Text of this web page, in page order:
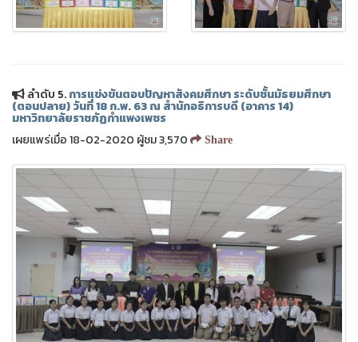
ลำดับ 5.การแข่งขันตอบปัญหาสังคมศึกษา ระดับชั้นมัธยมศึกษา
(ตอนปลาย) วันที่ 18 ก.พ. 63 ณ สำนักอธิการบดี (อาคาร 14)
มหาวิทยาลัยราชภัฏกำแพงเพชร
เผยแพร่เมื่อ 18-02-2020 ผู้ชม 3,570
Share
❅